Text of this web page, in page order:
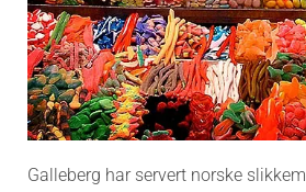
Galleberg har servert norske